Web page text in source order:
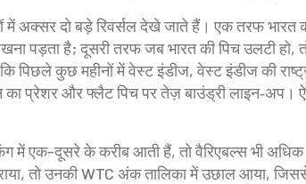
में अक्सर दो बड़े रिवर्सल देखे जाते हैं। एक तरफ भारत
पड़ता है; दूसरी तरफ जब भारत की पिच उलटी हो,
पिछले कुछ महीनों मेंवेस्ट इंडीज,वेस्ट इंडीज की
का प्रेशर और फ्लैट पिच पर तेज़ बाउंड्री लाइन‑अप।
में एक-दूसरे के करीब आती हैं, तो वैरिएबल्स भी
तो उनकी WTC अंक तालिका में उछाल आया,